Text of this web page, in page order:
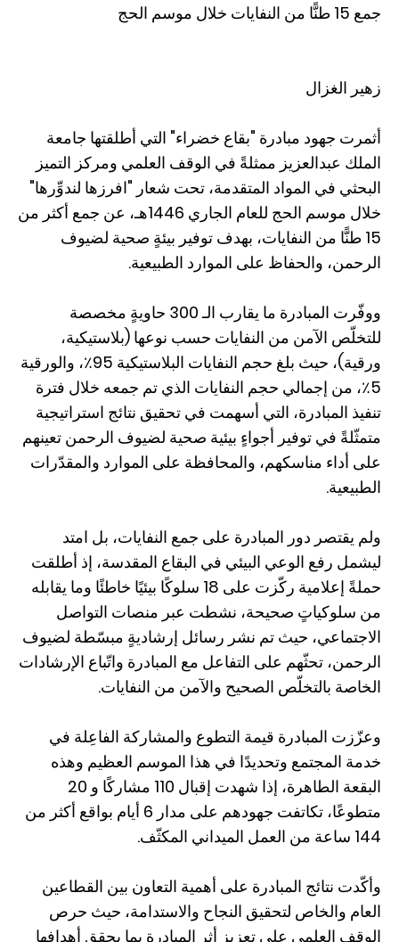
جمع 15 طنًّا من النفايات خلال موسم الحج
زهير الغزال
أثمرت جهود مبادرة "بقاع خضراء" التي أطلقتها جامعة
الملك عبدالعزيز ممثلةً في الوقف العلمي ومركز التميز
البحثي في المواد المتقدمة، تحت شعار "افرزها لندوِّرها"
خلال موسم الحج للعام الجاري 1446هـ، عن جمع أكثر من
15 طنًّا من النفايات، بهدف توفير بيئةٍ صحية لضيوف
الرحمن، والحفاظ على الموارد الطبيعية.
ووفّرت المبادرة ما يقارب الـ 300 حاويةٍ مخصصة
للتخلّص الآمن من النفايات حسب نوعها (بلاستيكية،
ورقية)، حيث بلغ حجم النفايات البلاستيكية 95٪، والورقية
5٪، من إجمالي حجم النفايات الذي تم جمعه خلال فترة
تنفيذ المبادرة، التي أسهمت في تحقيق نتائج استراتيجية
متمثّلةً في توفير أجواءٍ بيئية صحية لضيوف الرحمن تعينهم
على أداء مناسكهم، والمحافظة على الموارد والمقدّرات
الطبيعية.
ولم يقتصر دور المبادرة على جمع النفايات، بل امتد
ليشمل رفع الوعي البيئي في البقاع المقدسة، إذ أطلقت
حملةً إعلامية ركّزت على 18 سلوكًا بيئيًا خاطئًا وما يقابله
من سلوكياتٍ صحيحة، نشطت عبر منصات التواصل
الاجتماعي، حيث تم نشر رسائل إرشاديةٍ مبسّطة لضيوف
الرحمن، تحثّهم على التفاعل مع المبادرة واتّباع الإرشادات
الخاصة بالتخلّص الصحيح والآمن من النفايات.
وعزّزت المبادرة قيمة التطوع والمشاركة الفاعِلة في
خدمة المجتمع وتحديدًا في هذا الموسم العظيم وهذه
البقعة الطاهرة، إذا شهدت إقبال 110 مشاركًا و 20
متطوعًا، تكاتفت جهودهم على مدار 6 أيام بواقع أكثر من
144 ساعة من العمل الميداني المكثّف.
وأكّدت نتائج المبادرة على أهمية التعاون بين القطاعين
العام والخاص لتحقيق النجاح والاستدامة، حيث حرص
الوقف العلمي على تعزيز أثر المبادرة بما يحقق أهدافها